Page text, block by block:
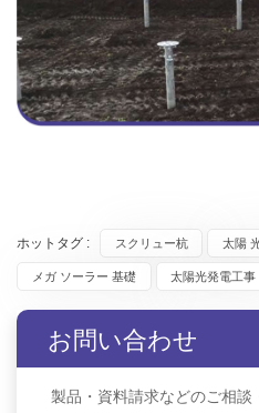
ホットタグ : スクリュー杭 太陽
メガ ソーラー 基礎 太陽光発電工事
お問い合わせ
製品・資料請求などのご相談